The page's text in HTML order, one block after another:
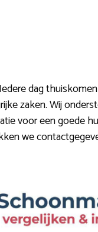
dag
zaken. Wij
voor een goede
we